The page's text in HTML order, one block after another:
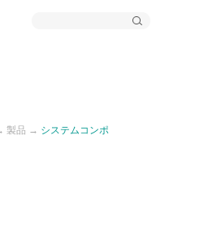
製品 → システムコンポ